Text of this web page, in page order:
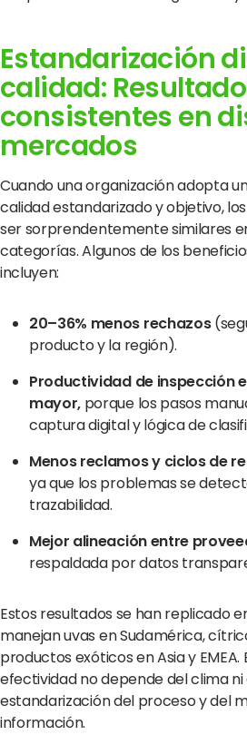
Estandarización
calidad:
consistentes en
mercados
Cuando una organización adopta
calidad estandarizado y objetivo,
ser sorprendentemente similares
categorías. Algunos de los
incluyen:
20–36% menos rechazos
producto y la región).
Productividad de inspección
mayor, porque los pasos
captura digital y lógica de
Menos reclamos y ciclos de
ya que los problemas se
trazabilidad.
Mejor alineación entre
respaldada por datos
Estos resultados se han replicado
manejan uvas en Sudamérica,
productos exóticos en Asia y
efectividad no depende del clima ni
estandarización del proceso y del
información.